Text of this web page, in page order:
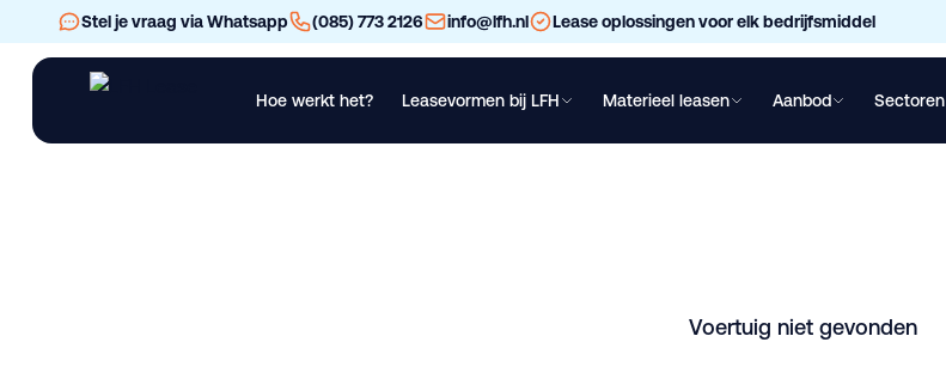
Stel je vraag via Whatsapp (085) 773 2126 info@lfh.nl Lease oplossingen voor elk bedrijfsmiddel
Hoe werkt het? Leasevormen bij LFH Materieel leasen Aanbod Sectoren
Voertuig niet gevonden